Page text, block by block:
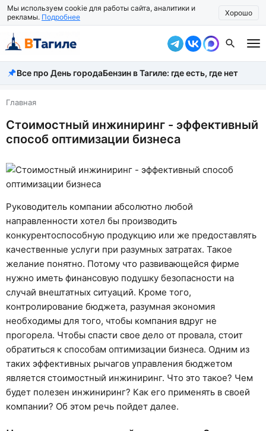
Мы используем cookie для работы сайта, аналитики и
рекламы. Подробнее Хорошо
Все новости
Происшествия
Город
Жизнь
Общество
Рассказать новость
Все про День городаБензин в Тагиле: где есть, где нет
Главная
Стоимостный инжиниринг - эффективный
способ оптимизации бизнеса
Руководитель компании абсолютно любой
направленности хотел бы производить
конкурентоспособную продукцию или же предоставлять
качественные услуги при разумных затратах. Такое
желание понятно. Потому что развивающейся фирме
нужно иметь финансовую подушку безопасности на
случай внештатных ситуаций. Кроме того,
контролирование бюджета, разумная экономия
необходимы для того, чтобы компания вдруг не
прогорела. Чтобы спасти свое дело от провала, стоит
обратиться к способам оптимизации бизнеса. Одним из
таких эффективных рычагов управления бюджетом
является стоимостный инжиниринг. Что это такое? Чем
будет полезен инжиниринг? Как его применять в своей
компании? Об этом речь пойдет далее.